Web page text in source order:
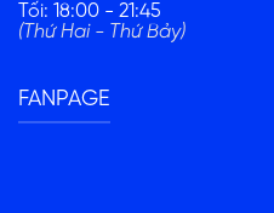
Tối: 18:00 - 21:45
(Thứ Hai - Thứ Bảy)
FANPAGE